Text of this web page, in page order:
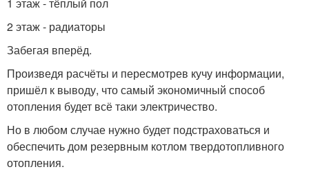
2 этаж - радиаторы
Забегая вперёд.
Произведя расчёты и пересмотрев кучу информации,
пришёл к выводу, что самый экономичный способ
отопления будет всё таки электричество.
Но в любом случае нужно будет подстраховаться и
обеспечить дом резервным котлом твердотопливного
отопления.